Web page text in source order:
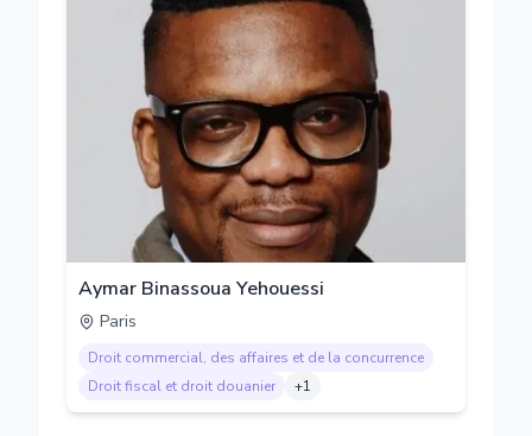
Aymar Binassoua Yehouessi
Paris
Droit commercial, des affaires et de la concurrence
Droit fiscal et droit douanier
+1